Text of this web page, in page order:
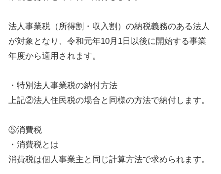
法人事業税（所得割・収入割）の納税義務のある法人
が対象となり、令和元年10月1日以後に開始する事業
年度から適用されます。
・特別法人事業税の納付方法
上記②法人住民税の場合と同様の方法で納付します。
⑤消費税
・消費税とは
消費税は個人事業主と同じ計算方法で求められます。